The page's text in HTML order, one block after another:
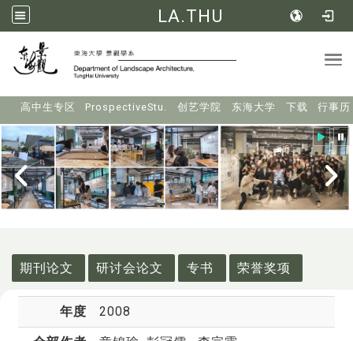
LA.THU
高中生专区 ProspectiveStu. 创艺学院 东海大学 下载 行事历
期刊论文
研讨会论文 专书 荣誉奖项
年度 2008